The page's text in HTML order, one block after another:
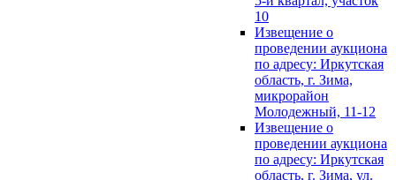
10
Извещение о
проведении аукциона
по адресу: Иркутская
область, г. Зима,
микрорайон
Молодежный, 11-12
Извещение о
проведении аукциона
по адресу: Иркутская
область, г. Зима, ул.